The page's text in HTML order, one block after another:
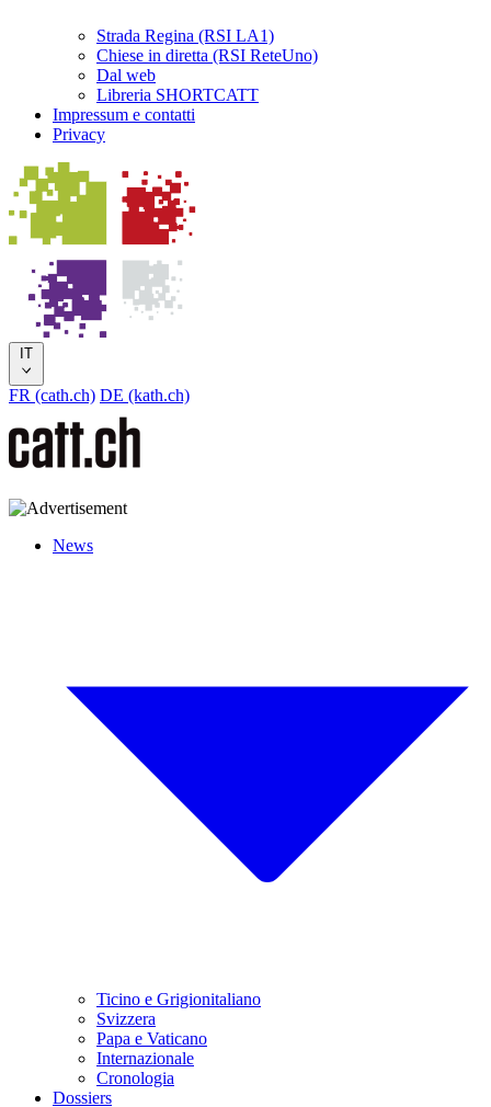
Strada Regina (RSI LA1)
Chiese in diretta (RSI ReteUno)
Dal web
Libreria SHORTCATT
Impressum e contatti
Privacy
IT
FR (cath.ch) DE (kath.ch)
News
Ticino e Grigionitaliano
Svizzera
Papa e Vaticano
Internazionale
Cronologia
Dossiers